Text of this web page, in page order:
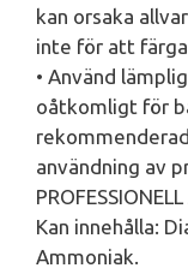
kan orsaka
inte för att
• Använd
oåtkomligt för
användning av
Kan innehålla:
Ammoniak.